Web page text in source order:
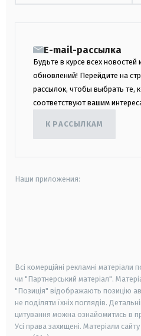
E-mail-рассылка
Будьте в курсе всех новостей
обновлений! Перейдите на
рассылок, чтобы выбрать те,
соответствуют вашим
К РАССЫЛКАМ
Наши приложения:
Всі комерційні рекламні
чи "Партнерський матеріал".
"Позиція" відображають позицію
не поділяти їхніх поглядів.
цитування можна ознайомитись в
Усі права захищені. Матеріали